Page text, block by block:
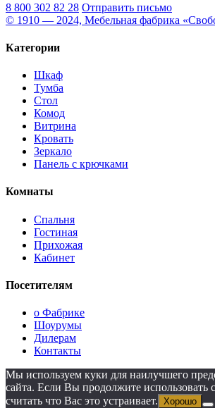
8 800 302 82 28 Отправить письмо
© 1910 — 2024, Мебельная фабрика
Категории
Шкаф
Тумба
Стол
Комод
Витрина
Кровать
Зеркало
Панель с крючками
Комнаты
Спальня
Гостиная
Прихожая
Кабинет
Посетителям
о Фабрике
Шоурумы
Дилерам
Контакты
Мы используем куки для наилучшего
сайта. Если Вы продолжите использовать
считать что Вас это устраивает. Хорошо